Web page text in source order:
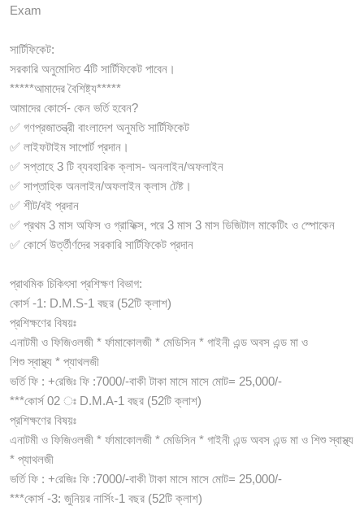
Exam
সার্টিফিকেট:
সরকারি অনুমোদিত 4টি সার্টিফিকেট পাবেন।
*****আমাদের বৈশিষ্ট্য*****
আমাদের কোর্সে- কেন ভর্তি হবেন?
✅ গণপ্রজাতন্ত্রী বাংলাদেশ অনুমতি সার্টিফিকেট
✅ লাইফটাইম সাপোর্ট প্রদান।
✅ সপ্তাহে 3 টি ব্যবহারিক ক্লাস- অনলাইন/অফলাইন
✅ সাপ্তাহিক অনলাইন/অফলাইন ক্লাস টেষ্ট।
✅ শীট/বই প্রদান
✅ প্রথম 3 মাস অফিস ও গ্রাফিক্স, পরে 3 মাস 3 মাস ডিজিটাল মাকেটিং ও স্পোকেন
✅ কোর্সে উর্ত্তীর্ণদের সরকারি সার্টিফিকেট প্রদান
প্রাথমিক চিকিৎসা প্রশিক্ষণ বিভাগ:
কোর্স -1: D.M.S-1 বছর (52টি ক্লাশ)
প্রশিক্ষণের বিষয়ঃ
এনাটমী ও ফিজিওলজী * র্ফামাকোলজী * মেডিসিন * গাইনী এন্ড অবস এন্ড মা ও
শিশু স্বাস্থ্য * প্যাথলজী
ভর্তি ফি : +রেজিঃ ফি :7000/-বাকী টাকা মাসে মাসে মোট= 25,000/-
***কোর্স 02 ঃ D.M.A-1 বছর (52টি ক্লাশ)
প্রশিক্ষণের বিষয়ঃ
এনাটমী ও ফিজিওলজী * র্ফামাকোলজী * মেডিসিন * গাইনী এন্ড অবস এন্ড মা ও শিশু স্বাস্থ্য
* প্যাথলজী
ভর্তি ফি : +রেজিঃ ফি :7000/-বাকী টাকা মাসে মাসে মোট= 25,000/-
***কোর্স -3: জুনিয়র নার্সিং-1 বছর (52টি ক্লাশ)